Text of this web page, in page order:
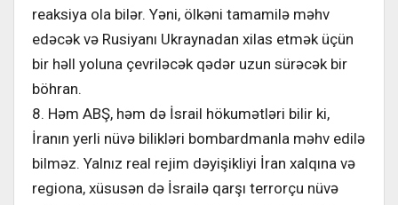
reaksiya ola bilər. Yəni, ölkəni tamamilə məhv
edəcək və Rusiyanı Ukraynadan xilas etmək üçün
bir həll yoluna çevriləcək qədər uzun sürəcək bir
böhran.
8. Həm ABŞ, həm də İsrail hökumətləri bilir ki,
İranın yerli nüvə bilikləri bombardmanla məhv edilə
bilməz. Yalnız real rejim dəyişikliyi İran xalqına və
regiona, xüsusən də İsrailə qarşı terrorçu nüvə